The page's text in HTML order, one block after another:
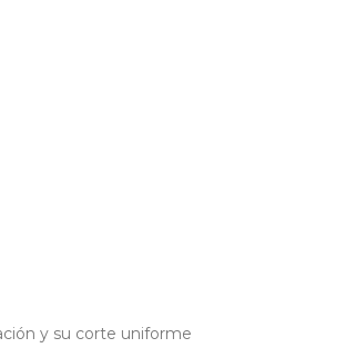
y su corte uniforme